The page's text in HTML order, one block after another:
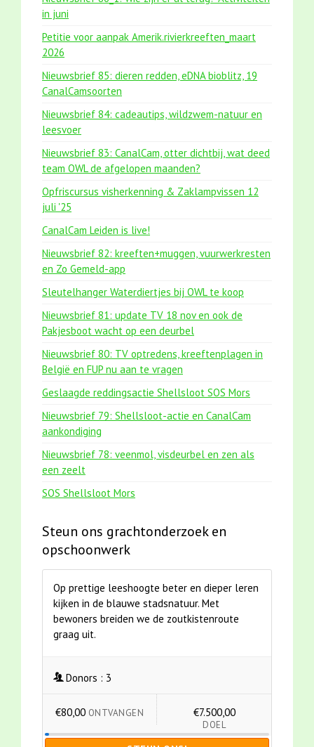
in juni
Petitie voor aanpak Amerik.rivierkreeften_maart
2026
Nieuwsbrief 85: dieren redden, eDNA bioblitz, 19
CanalCamsoorten
Nieuwsbrief 84: cadeautips, wildzwem-natuur en
leesvoer
Nieuwsbrief 83: CanalCam, otter dichtbij, wat deed
team OWL de afgelopen maanden?
Opfriscursus visherkenning & Zaklampvissen 12
juli '25
CanalCam Leiden is live!
Nieuwsbrief 82: kreeften+muggen, vuurwerkresten
en Zo Gemeld-app
Sleutelhanger Waterdiertjes bij OWL te koop
Nieuwsbrief 81: update TV 18 nov en ook de
Pakjesboot wacht op een deurbel
Nieuwsbrief 80: TV optredens, kreeftenplagen in
België en FUP nu aan te vragen
Geslaagde reddingsactie Shellsloot SOS Mors
Nieuwsbrief 79: Shellsloot-actie en CanalCam
aankondiging
Nieuwsbrief 78: veenmol, visdeurbel en zen als
een zeelt
SOS Shellsloot Mors
Steun ons grachtonderzoek en
opschoonwerk
Op prettige leeshoogte beter en dieper leren
kijken in de blauwe stadsnatuur. Met
bewoners breiden we de zoutkistenroute
graag uit.
Donors : 3
€80,00 ONTVANGEN €7.500,00
DOEL